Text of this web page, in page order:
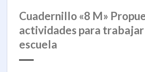
Cuadernillo «8 M»
actividades para trabajar
escuela